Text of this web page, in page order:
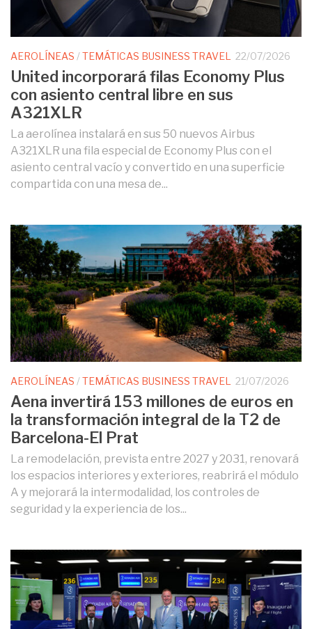
AEROLÍNEAS /TEMÁTICAS BUSINESS TRAVEL 22/07/2026
United incorporará filas Economy Plus
con asiento central libre en sus
A321XLR
La aerolínea instalará en sus 50 nuevos Airbus
A321XLR una fila especial de Economy Plus con el
asiento central vacío y convertido en una superficie
compartida con una mesa de...
AEROLÍNEAS /TEMÁTICAS BUSINESS TRAVEL 21/07/2026
Aena invertirá 153 millones de euros en
la transformación integral de la T2 de
Barcelona-El Prat
La remodelación, prevista entre 2027 y 2031, renovará
los espacios interiores y exteriores, reabrirá el módulo
A y mejorará la intermodalidad, los controles de
seguridad y la experiencia de los...